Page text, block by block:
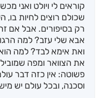
קוראים לי ויולט ואני
שכולם רוצים לחיות
רק בסיפורים. אבל אם
אבא שלי עזב? למה
ואת אימא לבד? למה
את הצוואר ומפה
פשוטה: אין כזה דבר
וסכנה, ובכל עולם יש